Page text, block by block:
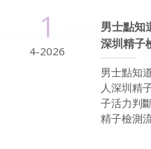
1
4-2026
男士點知
深圳精子
男士點知
人深圳精
子活力判
精子檢測